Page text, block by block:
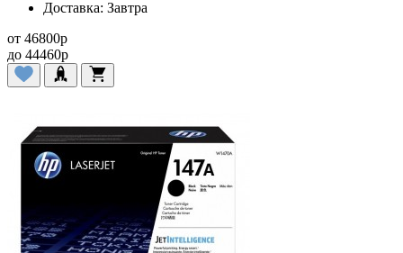
Доставка: Завтра
от 46800p
до 44460p